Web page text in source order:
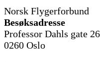
Norsk Flygerforbund
Besøksadresse
Professor Dahls gate 26
0260 Oslo